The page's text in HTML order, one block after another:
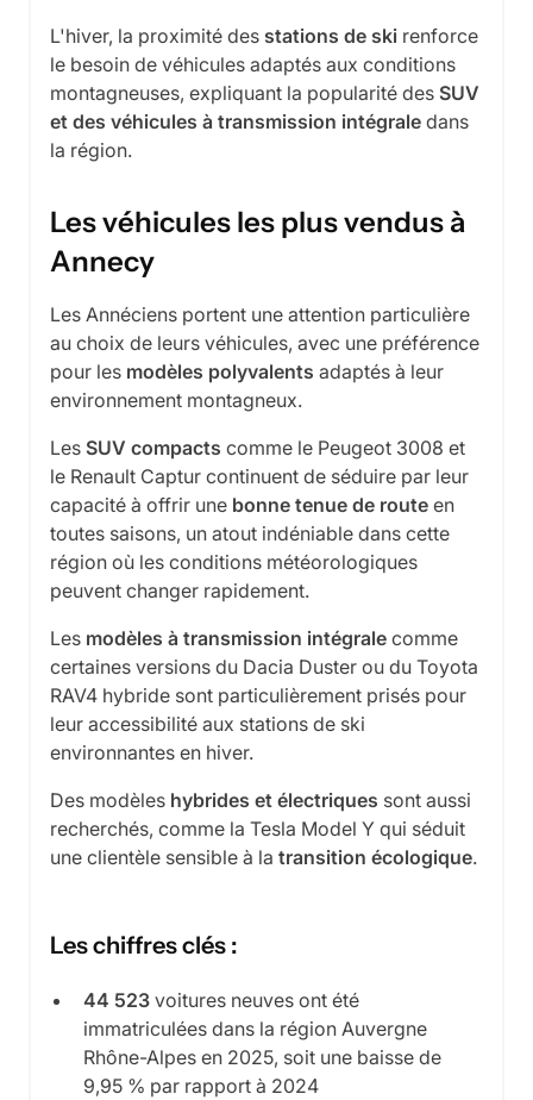
L'hiver, la proximité des stations de ski renforce
le besoin de véhicules adaptés aux conditions
montagneuses, expliquant la popularité des SUV
et des véhicules à transmission intégrale dans
la région.
Les véhicules les plus vendus à
Annecy
Les Annéciens portent une attention particulière
au choix de leurs véhicules, avec une préférence
pour les modèles polyvalents adaptés à leur
environnement montagneux.
Les SUV compacts comme le Peugeot 3008 et
le Renault Captur continuent de séduire par leur
capacité à offrir une bonne tenue de route en
toutes saisons, un atout indéniable dans cette
région où les conditions météorologiques
peuvent changer rapidement.
Les modèles à transmission intégrale comme
certaines versions du Dacia Duster ou du Toyota
RAV4 hybride sont particulièrement prisés pour
leur accessibilité aux stations de ski
environnantes en hiver.
Des modèles hybrides et électriques sont aussi
recherchés, comme la Tesla Model Y qui séduit
une clientèle sensible à la transition écologique.
Les chiffres clés :
44 523 voitures neuves ont été
immatriculées dans la région Auvergne
Rhône-Alpes en 2025, soit une baisse de
9,95 % par rapport à 2024